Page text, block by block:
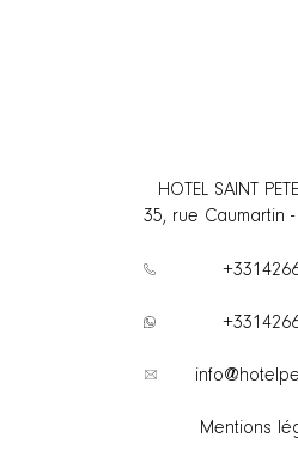
HOTEL SAINT
35, rue Caumartin -
Mentions